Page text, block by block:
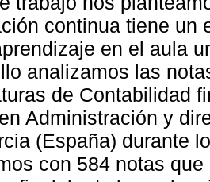
continua tiene un
en el aula
analizamos las
de Contabilidad
Administración y
(España) durante
con 584 notas